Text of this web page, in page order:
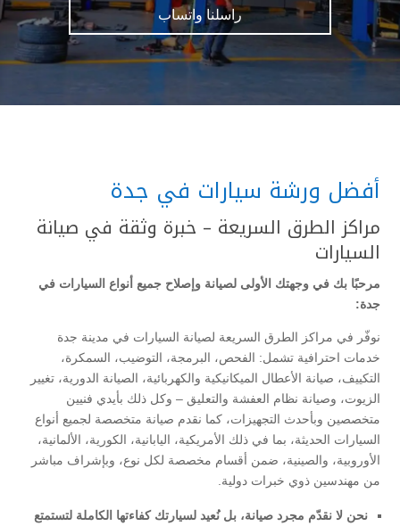
راسلنا واتساب
أفضل ورشة سيارات في جدة
مراكز الطرق السريعة – خبرة وثقة في صيانة
السيارات
مرحبًا بك في وجهتك الأولى لصيانة وإصلاح جميع أنواع السيارات في
جدة:
نوفّر في مراكز الطرق السريعة لصيانة السيارات في مدينة جدة
خدمات احترافية تشمل: الفحص، البرمجة، التوضيب، السمكرة،
التكييف، صيانة الأعطال الميكانيكية والكهربائية، الصيانة الدورية، تغيير
الزيوت، وصيانة نظام العفشة والتعليق – وكل ذلك بأيدي فنيين
متخصصين وبأحدث التجهيزات، كما نقدم صيانة متخصصة لجميع أنواع
السيارات الحديثة، بما في ذلك الأمريكية، اليابانية، الكورية، الألمانية،
الأوروبية، والصينية، ضمن أقسام مخصصة لكل نوع، وبإشراف مباشر
من مهندسين ذوي خبرات دولية.
نحن لا نقدّم مجرد صيانة، بل نُعيد لسيارتك كفاءتها الكاملة لتستمتع